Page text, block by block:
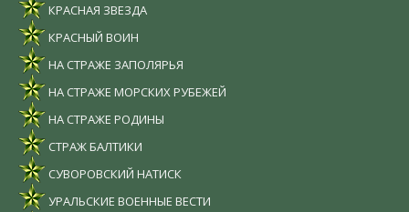
КРАСНАЯ ЗВЕЗДА
КРАСНЫЙ ВОИН
НА СТРАЖЕ ЗАПОЛЯРЬЯ
НА СТРАЖЕ МОРСКИХ РУБЕЖЕЙ
НА СТРАЖЕ РОДИНЫ
СТРАЖ БАЛТИКИ
СУВОРОВСКИЙ НАТИСК
УРАЛЬСКИЕ ВОЕННЫЕ ВЕСТИ